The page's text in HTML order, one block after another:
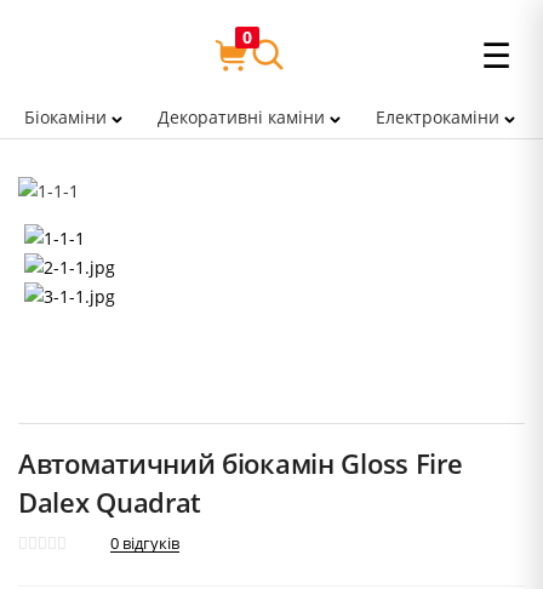
☰
0
Біокаміни Декоративні каміни Електрокаміни
Автоматичний біокамін Gloss Fire
Dalex Quadrat
0 відгуків